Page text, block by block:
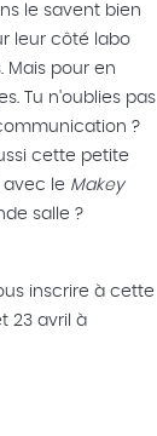
le savent bien
leur côté labo
Mais pour en
Tu n'oublies pas
?
cette petite
le Makey
salle ?
inscrire à cette
23 avril à